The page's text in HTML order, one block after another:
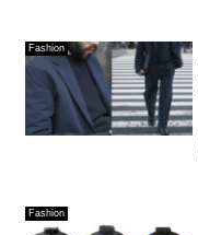
Fashion
Fashion